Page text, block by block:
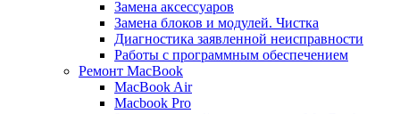
Замена аксессуаров
Замена блоков и модулей. Чистка
Диагностика заявленной неисправности
Работы с программным обеспечением
Ремонт MacBook
MacBook Air
Macbook Pro